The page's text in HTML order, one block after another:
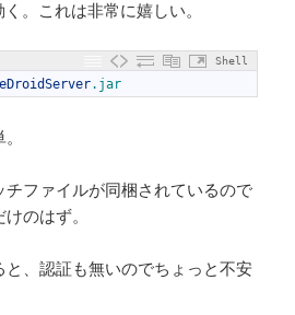
。これは非常に嬉しい。
Shell
.jar
チファイルが同梱されているので
のはず。
と、認証も無いのでちょっと不安